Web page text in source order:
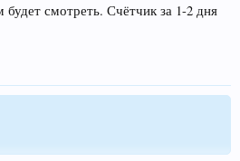
будет смотреть. Счётчик за 1-2 дня